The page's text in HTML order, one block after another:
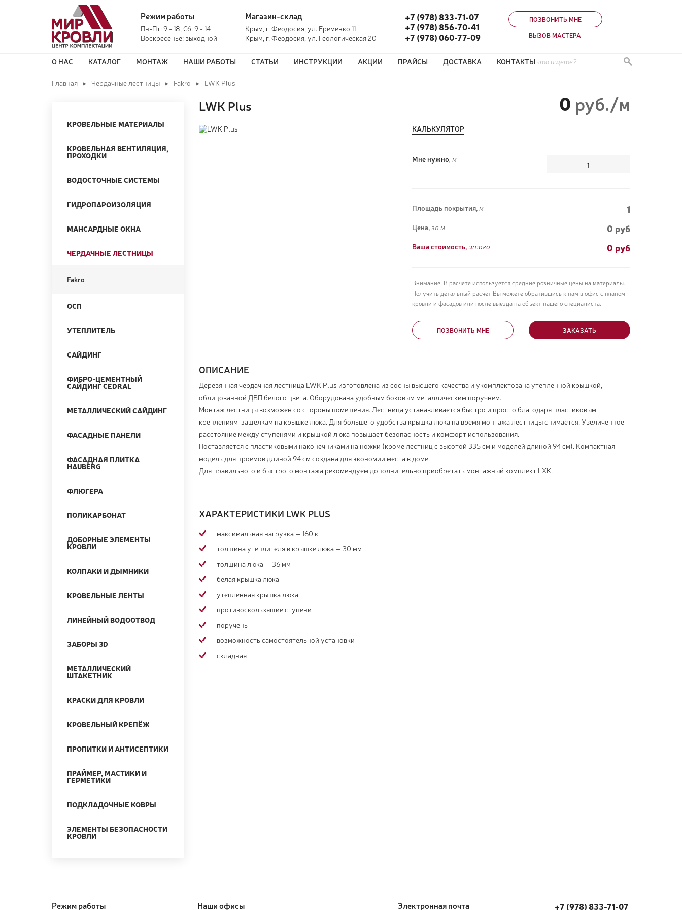
Режим работы
Пн-Пт: 9 - 18, Сб: 9 - 14
Воскресенье: выходной
Магазин-склад
Крым, г. Феодосия, ул. Еременко 11
Крым, г. Феодосия, ул. Геологическая 20
+7 (978) 833-71-07
+7 (978) 856-70-41
+7 (978) 060-77-09
ПОЗВОНИТЬ МНЕ
ВЫЗОВ МАСТЕРА
О НАС КАТАЛОГ МОНТАЖ НАШИ РАБОТЫ СТАТЬИ ИНСТРУКЦИИ АКЦИИ ПРАЙСЫ ДОСТАВКА КОНТАКТЫ
Главная Чердачные лестницы Fakro LWK Plus
КРОВЕЛЬНЫЕ МАТЕРИАЛЫ
КРОВЕЛЬНАЯ ВЕНТИЛЯЦИЯ,
ПРОХОДКИ
ВОДОСТОЧНЫЕ СИСТЕМЫ
ГИДРОПАРОИЗОЛЯЦИЯ
МАНСАРДНЫЕ ОКНА
ЧЕРДАЧНЫЕ ЛЕСТНИЦЫ
Fakro
ОСП
УТЕПЛИТЕЛЬ
САЙДИНГ
ФИБРО-ЦЕМЕНТНЫЙ
САЙДИНГ CEDRAL
МЕТАЛЛИЧЕСКИЙ САЙДИНГ
ФАСАДНЫЕ ПАНЕЛИ
ФАСАДНАЯ ПЛИТКА
HAUBERG
ФЛЮГЕРА
ПОЛИКАРБОНАТ
ДОБОРНЫЕ ЭЛЕМЕНТЫ
КРОВЛИ
КОЛПАКИ И ДЫМНИКИ
КРОВЕЛЬНЫЕ ЛЕНТЫ
ЛИНЕЙНЫЙ ВОДООТВОД
ЗАБОРЫ 3D
МЕТАЛЛИЧЕСКИЙ
ШТАКЕТНИК
КРАСКИ ДЛЯ КРОВЛИ
КРОВЕЛЬНЫЙ КРЕПЁЖ
ПРОПИТКИ И АНТИСЕПТИКИ
ПРАЙМЕР, МАСТИКИ И
ГЕРМЕТИКИ
ПОДКЛАДОЧНЫЕ КОВРЫ
ЭЛЕМЕНТЫ БЕЗОПАСНОСТИ
КРОВЛИ
LWK Plus 0 руб./м
КАЛЬКУЛЯТОР
Мне нужно , м
Площадь покрытия,м 1
Цена, за м 0 руб
Ваша стоимость,итого 0 руб
Внимание! В расчете используется средние розничные цены на материалы.
Получить детальный расчет Вы можете обратившись к нам в офис с планом
кровли и фасадов или после выезда на объект нашего специалиста.
ПОЗВОНИТЬ МНЕ ЗАКАЗАТЬ
ОПИСАНИЕ
Деревянная чердачная лестница LWK Plus изготовлена из сосны высшего качества и укомплектована утепленной крышкой,
облицованной ДВП белого цвета. Оборудована удобным боковым металлическим поручнем.
Монтаж лестницы возможен со стороны помещения. Лестница устанавливается быстро и просто благодаря пластиковым
креплениям-защелкам на крышке люка. Для большего удобства крышка люка на время монтажа лестницы снимается. Увеличенное
расстояние между ступенями и крышкой люка повышает безопасность и комфорт использования.
Поставляется с пластиковыми наконечниками на ножки (кроме лестниц с высотой 335 см и моделей длиной 94 см). Компактная
модель для проемов длиной 94 см создана для экономии места в доме.
Для правильного и быстрого монтажа рекомендуем дополнительно приобретать монтажный комплект LXK.
ХАРАКТЕРИСТИКИ LWK PLUS
максимальная нагрузка — 160 кг
толщина утеплителя в крышке люка — 30 мм
толщина люка — 36 мм
белая крышка люка
утепленная крышка люка
противоскользящие ступени
поручень
возможность самостоятельной установки
складная
Режим работы Наши офисы Электронная почта +7 (978) 833-71-07